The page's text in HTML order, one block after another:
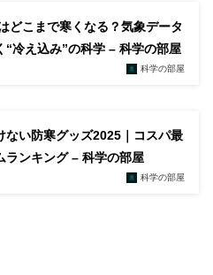
どこまで寒くなる？気象データ
“冷え込み”の科学 – 科学の部屋
科学の部屋
ない防寒グッズ2025｜コスパ最
ランキング – 科学の部屋
科学の部屋